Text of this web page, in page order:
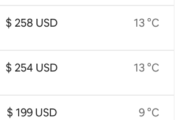
$ 258 USD
$ 254 USD
$ 199 USD
13 °C
13 °C
9 °C